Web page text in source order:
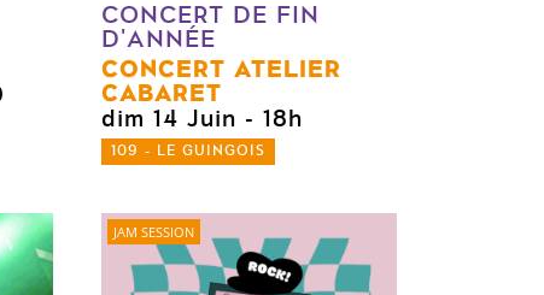
CONCERT DE FIN
D'ANNÉE
CONCERT ATELIER
CABARET
dim 14 Juin - 18h
109 - LE GUINGOIS
JAM SESSION